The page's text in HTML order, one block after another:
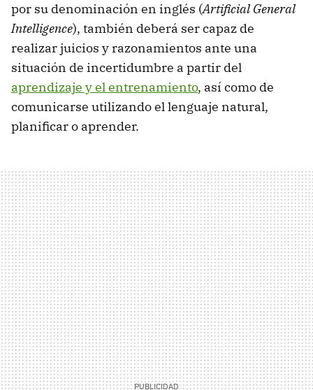
por su denominación en inglés (Artificial General
Intelligence), también deberá ser capaz de
realizar juicios y razonamientos ante una
situación de incertidumbre a partir del
aprendizaje y el entrenamiento, así como de
comunicarse utilizando el lenguaje natural,
planificar o aprender.